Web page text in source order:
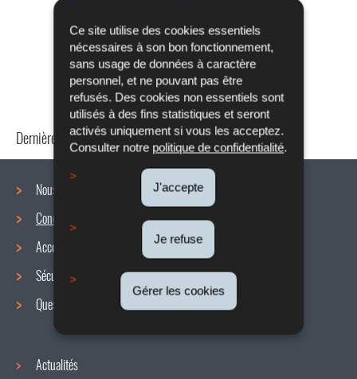
Ce site utilise des cookies essentiels
nécessaires à son bon fonctionnement,
sans usage de données à caractère
personnel, et ne pouvant pas être
refusés. Des cookies non essentiels sont
utilisés à des fins statistiques et seront
activés uniquement si vous les acceptez.
Consulter notre politique de confidentialité.
J'accepte
Je refuse
Gérer les cookies
Dernière mise à jour24/04/2024
Menu
de
navigation
Nous connaître
Conditions de travail
Accords collectifs
Sécurité / Santé au travail
Questions / réponses
Actualités